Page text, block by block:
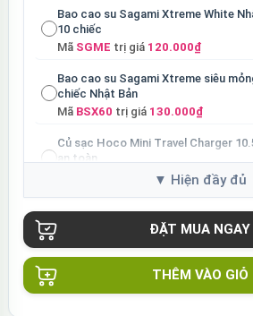
Bao cao su Sagami Xtreme White
10 chiếc
Mã SGME trị giá 120.000₫
Bao cao su Sagami Xtreme siêu
chiếc Nhật Bản
Mã BSX60 trị giá 130.000₫
Củ sạc Hoco Mini Travel Charger
an toàn
90.000₫
THÊM VÀO GIỎ